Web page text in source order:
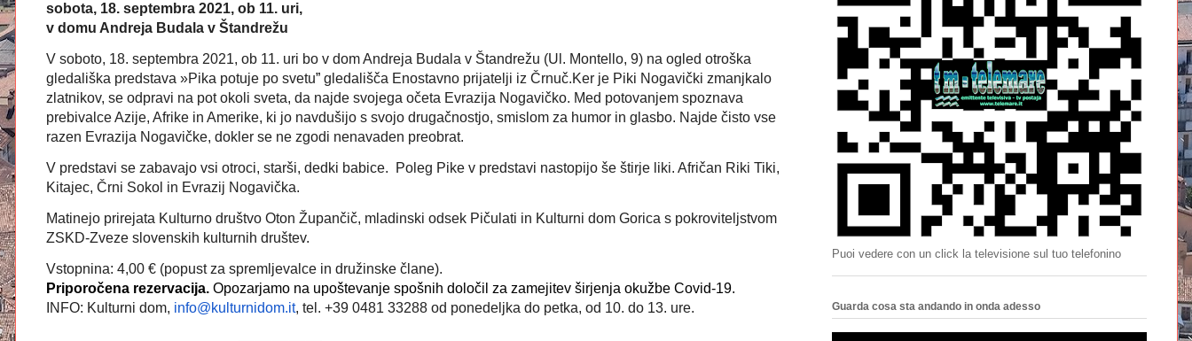
sobota, 18. septembra 2021, ob 11. uri,
v domu Andreja Budala v Štandrežu
V soboto, 18. septembra 2021, ob 11. uri bo v dom Andreja Budala v Štandrežu (Ul. Montello, 9) na ogled otroška
gledališka predstava »Pika potuje po svetu”gledališča Enostavno prijatelji iz Črnuč.Ker je Piki Nogavički zmanjkalo
zlatnikov, se odpravi na pot okoli sveta, da najde svojega očeta Evrazija Nogavičko. Med potovanjem spoznava
prebivalce Azije, Afrike in Amerike, ki jo navdušijo s svojo drugačnostjo, smislom za humor in glasbo. Najde čisto vse
razen Evrazija Nogavičke, dokler se ne zgodi nenavaden preobrat.
V predstavi se zabavajo vsi otroci, starši, dedki babice. Poleg Pike v predstavi nastopijo še štirje liki. Afričan Riki Tiki,
Kitajec, Črni Sokol in Evrazij Nogavička.
Matinejo prirejata Kulturno društvo Oton Župančič, mladinski odsek Pičulati in Kulturni dom Gorica s pokroviteljstvom
ZSKD-Zveze slovenskih kulturnih društev.
Vstopnina: 4,00 € (popust za spremljevalce in družinske člane).
Priporočena rezervacija. Opozarjamo na upoštevanje spošnih določil za zamejitev širjenja okužbe Covid-19.
INFO: Kulturni dom, info@kulturnidom.it, tel. +39 0481 33288 od ponedeljka do petka, od 10. do 13. ure.
Puoi vedere con un click la televisione sul tuo telefonino
Guarda cosa sta andando in onda adesso